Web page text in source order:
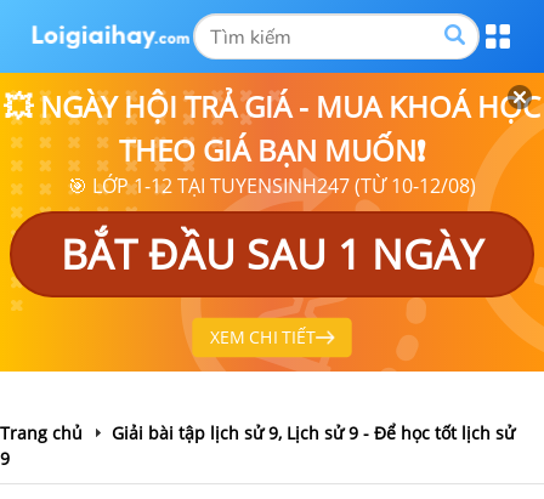
💥 NGÀY HỘI TRẢ GIÁ - MUA KHOÁ HỌC
THEO GIÁ BẠN MUỐN❗
🎯 LỚP 1-12 TẠI TUYENSINH247 (TỪ 10-12/08)
BẮT ĐẦU SAU 1 NGÀY
XEM CHI TIẾT
Trang chủ
Giải bài tập lịch sử 9, Lịch sử 9 - Để học tốt lịch sử
9